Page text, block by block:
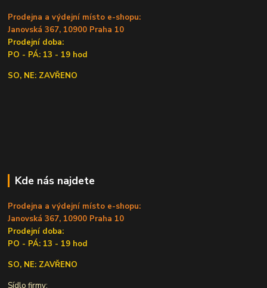
Prodejna a výdejní místo e-shopu:
Janovská 367, 10900 Praha 10
Prodejní doba:
PO - PÁ: 13 - 19 hod
SO, NE: ZAVŘENO
Kde nás najdete
Prodejna a výdejní místo e-shopu:
Janovská 367, 10900 Praha 10
Prodejní doba:
PO - PÁ: 13 - 19 hod
SO, NE: ZAVŘENO
Sídlo firmy: